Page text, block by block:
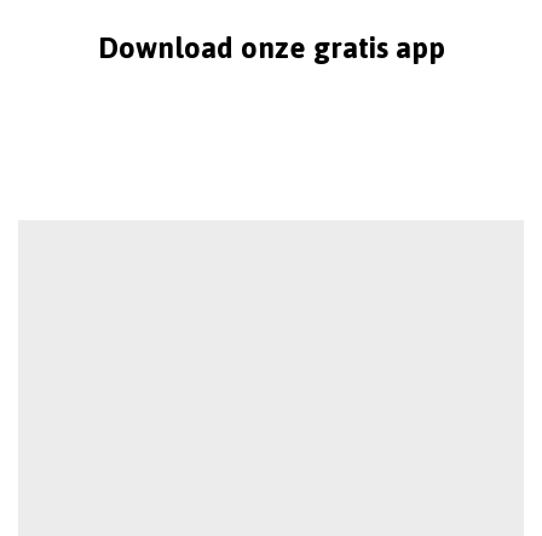
Download onze gratis app